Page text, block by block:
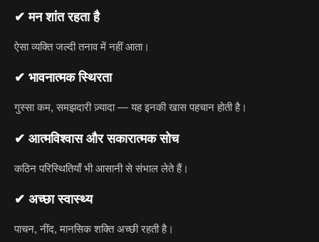
✔ मन शांत रहता है
ऐसा व्यक्ति जल्दी तनाव में नहीं आता।
✔ भावनात्मक स्थिरता
गुस्सा कम, समझदारी ज़्यादा — यह इनकी खास पहचान होती है।
✔ आत्मविश्वास और सकारात्मक सोच
कठिन परिस्थितियाँ भी आसानी से संभाल लेते हैं।
✔ अच्छा स्वास्थ्य
पाचन, नींद, मानसिक शक्ति अच्छी रहती है।